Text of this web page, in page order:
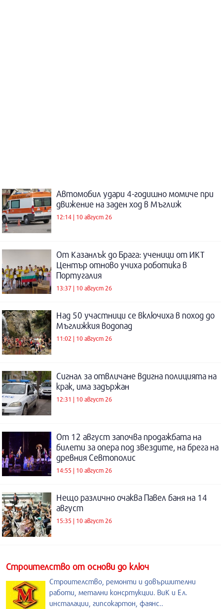
Автомобил удари 4-годишно момиче при
движение на заден ход в Мъглиж
12:14 | 10 август 26
От Казанлък до Брага: ученици от ИКТ
Център отново учиха роботика в
Португалия
13:37 | 10 август 26
Над 50 участници се включиха в поход до
Мъглижкия водопад
11:02 | 10 август 26
Сигнал за отвличане вдигна полицията на
крак, има задържан
12:31 | 10 август 26
От 12 август започва продажбата на
билети за опера под звездите, на брега на
древния Севтополис
14:55 | 10 август 26
Нещо различно очаква Павел баня на 14
август
15:35 | 10 август 26
Строителство от основи до ключ
Строителство, ремонти и довършителни
работи, метални консртукции. ВиК и Ел.
инсталации, гипсокартон, фаянс..